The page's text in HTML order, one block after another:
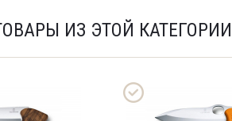
ИЗ ЭТОЙ КАТЕГОРИИ